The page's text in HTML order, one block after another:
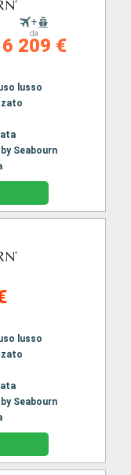
+
da
6 209 €
lusso
Seabourn
lusso
Seabourn